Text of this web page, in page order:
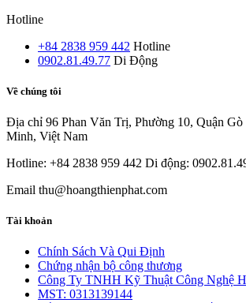
Hotline
+84 2838 959 442 Hotline
0902.81.49.77 Di Động
Về chúng tôi
Địa chỉ 96 Phan Văn Trị, Phường 10, Quận
Minh, Việt Nam
Hotline: +84 2838 959 442 Di động:
Email thu@hoangthienphat.com
Tài khoản
Chính Sách Và Qui Định
Chứng nhận bộ công thương
Công Ty TNHH Kỹ Thuật Công Nghệ
MST: 0313139144